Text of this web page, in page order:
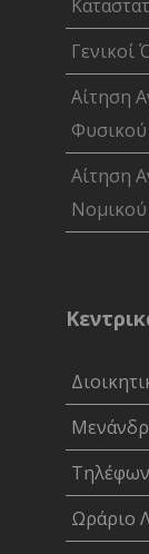
Γενικοί
Αίτηση
Αίτηση
Ωράριο